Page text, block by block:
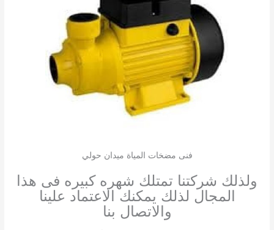
فنى مضخات المياة ميدان حولي
ولذلك شركتنا تمتلك شهره كبيره فى هذا
المجال لذلك يمكنك الاعتماد علينا
والاتصال بنا